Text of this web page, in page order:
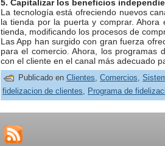
5. Capitalizar los beneficios
La tecnología está ofreciendo nuevos
la tienda por la puerta y comprar. Ahora
tienda, modificando los procesos de
Las App han surgido con gran fuerza
para el comercio. Ahora, los programas
con el cliente en el canal más adecuado
Publicado en Clientes, Comercios,
fidelizacion de clientes, Programa de